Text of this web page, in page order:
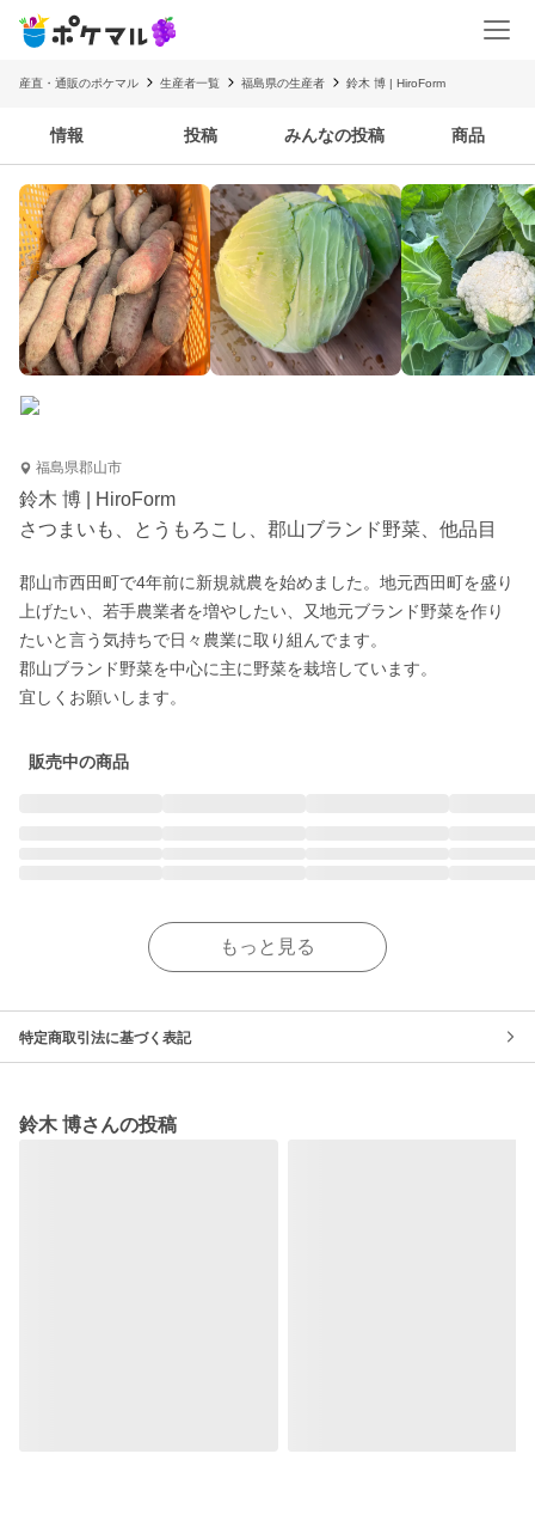
産直・通販のポケマル 生産者一覧 福島県の生産者 鈴木 博 | HiroForm
情報 投稿 みんなの投稿 商品
福島県郡山市
鈴木 博 | HiroForm
さつまいも、とうもろこし、郡山ブランド野菜、他品目
郡山市西田町で4年前に新規就農を始めました。地元西田町を盛り
上げたい、若手農業者を増やしたい、又地元ブランド野菜を作り
たいと言う気持ちで日々農業に取り組んでます。
郡山ブランド野菜を中心に主に野菜を栽培しています。
宜しくお願いします。
販売中の商品
もっと見る
特定商取引法に基づく表記
鈴木 博さんの投稿